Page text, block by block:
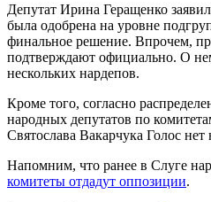
Депутат Ирина Геращенко
была одобрена на уровне
финальное решение. Впрочем,
подтверждают официально. О
нескольких нардепов.
Кроме того, согласно
народных депутатов по
Святослава Вакарчука Голос нет
Напомним, что ранее в Слуге
комитеты отдадут оппозиции.